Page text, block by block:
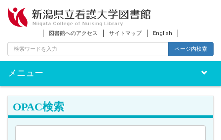
図書館へのアクセス サイトマップ English
ページ内検索
Toggle
メニュー
OPAC検索